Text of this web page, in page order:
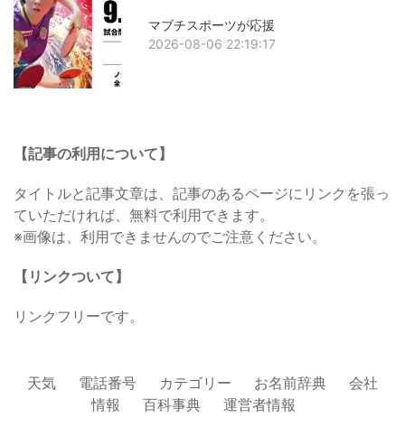
マブチスポーツが応援
2026-08-06 22:19:17
【記事の利用について】
タイトルと記事文章は、記事のあるページにリンクを張っ
ていただければ、無料で利用できます。
※画像は、利用できませんのでご注意ください。
【リンクついて】
リンクフリーです。
天気 電話番号 カテゴリー お名前辞典
会社
情報
百科事典 運営者情報